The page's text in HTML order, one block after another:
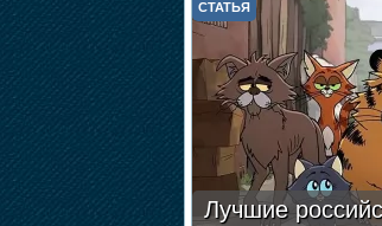
Лучшие
СТАТЬЯ